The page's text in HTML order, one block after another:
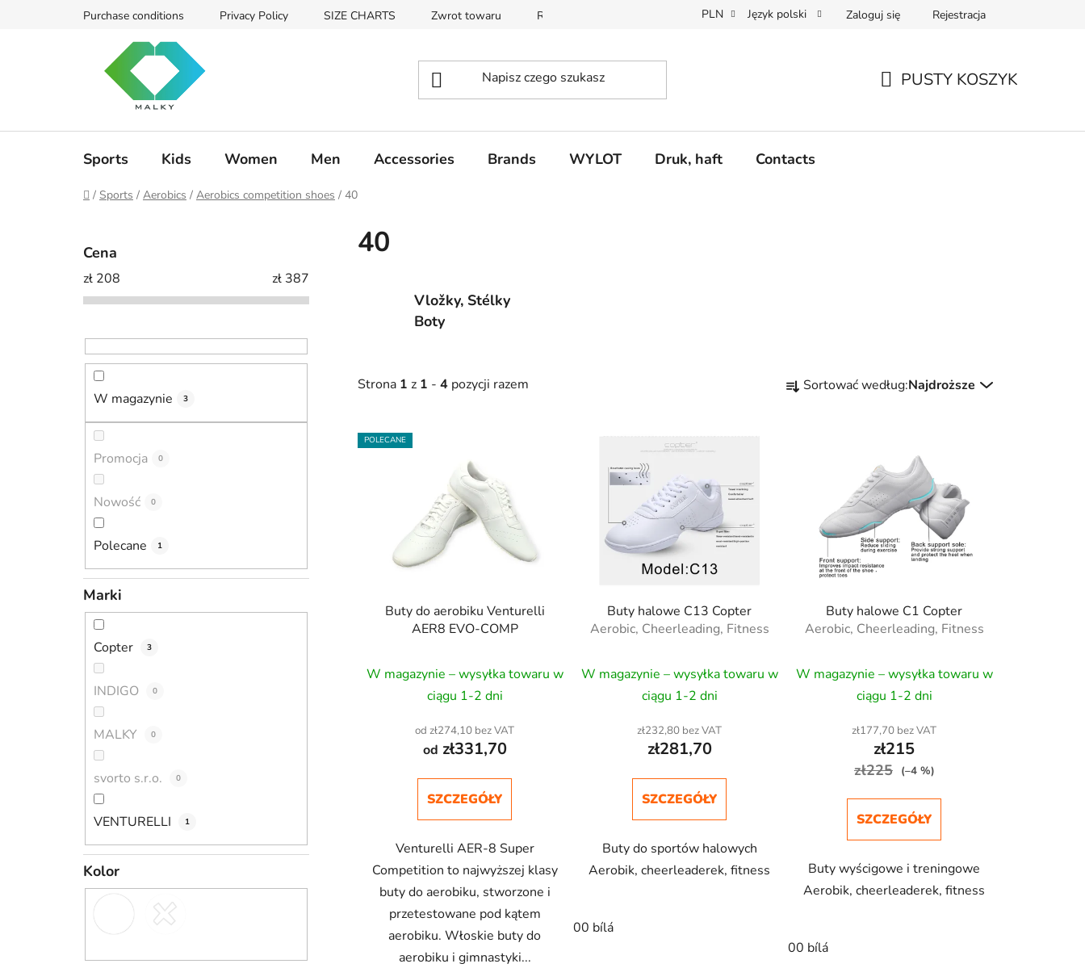
Purchase conditions Privacy Policy SIZE CHARTS Zwrot towaru REKLAMACE PLN Język polski Zaloguj się Rejestracja
PUSTY KOSZYK
Sports Kids Women Men Accessories Brands WYLOT Druk, haft Contacts
Home
/ Sports / Aerobics / Aerobics competition shoes / 40
Cena
zł 208 zł 387
W magazynie 3
Promocja 0
Nowość 0
Polecane 1
Marki
Copter 3
INDIGO 0
MALKY 0
svorto s.r.o. 0
VENTURELLI 1
Kolor
40
Vložky, Stélky
Boty
Strona 1 z 1 - 4 pozycji razem
o Sortować według:Najdroższe
L
i
POLECANE
Buty do aerobiku Venturelli
AER8 EVO-COMP
W magazynie – wysyłka towaru w
ciągu 1-2 dni
od zł274,10 bez VAT
od zł331,70
SZCZEGÓŁY
Venturelli AER-8 Super
Competition to najwyższej klasy
buty do aerobiku, stworzone i
przetestowane pod kątem
aerobiku. Włoskie buty do
aerobiku i gimnastyki...
Buty halowe C13 Copter
Aerobic, Cheerleading, Fitness
W magazynie – wysyłka towaru w
ciągu 1-2 dni
zł232,80 bez VAT
zł281,70
SZCZEGÓŁY
Buty do sportów halowych
Aerobik, cheerleaderek, fitness
00 bílá
Buty halowe C1 Copter
Aerobic, Cheerleading, Fitness
W magazynie – wysyłka towaru w
ciągu 1-2 dni
zł177,70 bez VAT
zł215
zł225 (–4 %)
SZCZEGÓŁY
Buty wyścigowe i treningowe
Aerobik, cheerleaderek, fitness
00 bílá